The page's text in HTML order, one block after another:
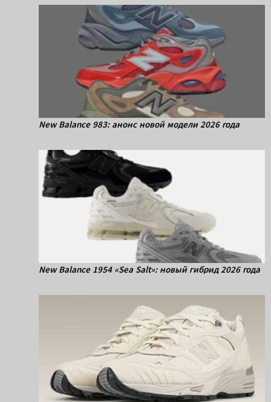
New Balance 983: анонс новой модели 2026 года
New Balance 1954 «Sea Salt»: новый гибрид 2026 года